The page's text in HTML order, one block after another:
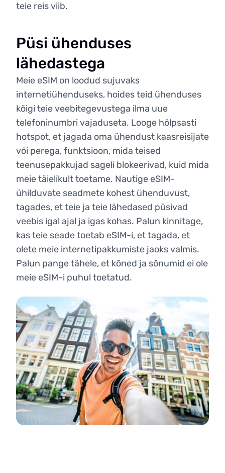
teie reis viib.
Püsi ühenduses
lähedastega
Meie eSIM on loodud sujuvaks
internetiühenduseks, hoides teid ühenduses
kõigi teie veebitegevustega ilma uue
telefoninumbri vajaduseta. Looge hõlpsasti
hotspot, et jagada oma ühendust kaasreisijate
või perega, funktsioon, mida teised
teenusepakkujad sageli blokeerivad, kuid mida
meie täielikult toetame. Nautige eSIM-
ühilduvate seadmete kohest ühenduvust,
tagades, et teie ja teie lähedased püsivad
veebis igal ajal ja igas kohas. Palun kinnitage,
kas teie seade toetab eSIM-i, et tagada, et
olete meie internetipakkumiste jaoks valmis.
Palun pange tähele, et kõned ja sõnumid ei ole
meie eSIM-i puhul toetatud.